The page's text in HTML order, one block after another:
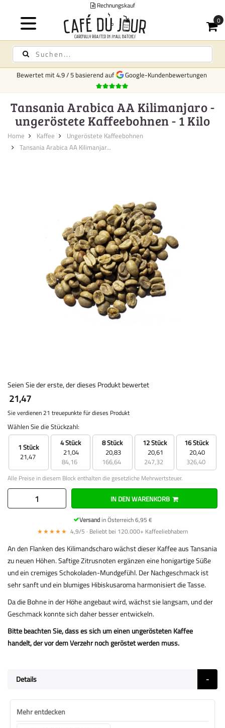
Rechnungskauf
Bewertet mit4.9/5 basierend auf Google-Kundenbewertungen
Tansania Arabica AA Kilimanjaro -
ungeröstete Kaffeebohnen - 1 Kilo
Home Kaffee
Ungeröstete Kaffeebohnen
Tansania Arabica AA Kilimanjar...
Seien Sie der erste, der dieses Produkt bewertet
21,47
Sie verdienen 21 treuepunkte für dieses Produkt
Wählen Sie die Stückzahl:
1 Stück
21,47
4 Stück
21,04
84,16
8 Stück
20,83
166,64
12 Stück
20,61
247,32
16 Stück
20,40
326,40
Alle Preise in diesem Block enthalten die gesetzliche Mehrwertsteuer.
IN DEN WARENKORB
Versandin Österreich 6,95 €
★★★★★ 4,9/5 · Beliebt bei 120.000+ Kaffeeliebhabern
An den Flanken des Kilimandscharo wächst dieser Kaffee aus Tansania
zu neuen Höhen. Saftige Zitrusnoten ergänzen eine honigartige Süße
und ein cremiges Schokoladen-Mundgefühl. Der Nachgeschmack ist
sehr sanft und ein blumiges Hibiskusaroma harmonisiert die Tasse.
Da die Bohne in der Höhe angebaut wird, wächst sie langsam, und der
Geschmack konnte sich daher besser entwickeln.
Bitte beachten Sie, dass es sich um einen ungerösteten Kaffee
handelt, der vor dem Verzehr noch geröstet werden muss.
Details
Mehr entdecken